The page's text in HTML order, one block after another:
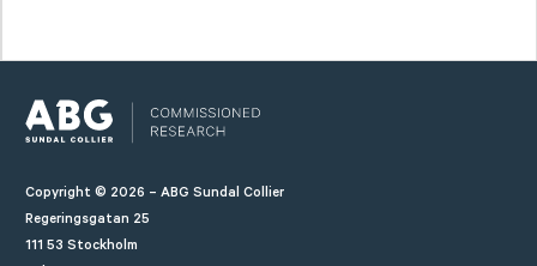
Copyright © 2026 – ABG Sundal Collier
Regeringsgatan 25
111 53 Stockholm